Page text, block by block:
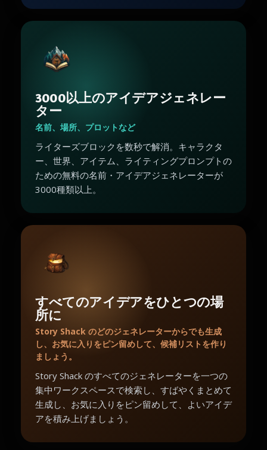
3000以上のアイデアジェネレー
ター
名前、場所、プロットなど
ライターズブロックを数秒で解消。キャラクタ
ー、世界、アイテム、ライティングプロンプトの
ための無料の名前・アイデアジェネレーターが
3000種類以上。
すべてのアイデアをひとつの場
所に
Story Shack のどのジェネレーターからでも生成
し、お気に入りをピン留めして、候補リストを作り
ましょう。
Story Shack のすべてのジェネレーターを一つの
集中ワークスペースで検索し、すばやくまとめて
生成し、お気に入りをピン留めして、よいアイデ
アを積み上げましょう。